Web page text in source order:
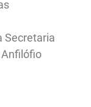
Secretaria